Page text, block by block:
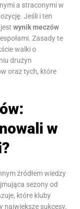
a straconymi w
Jeśli i ten
jestwynik meczów
Zasady te
walki o
drużyn
oraz tych, które
w
źródłem wiedzy
sezony od
które kluby
największe sukcesy.